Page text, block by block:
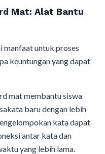
Mat: Alat Bantu
manfaat untuk proses
keuntungan yang dapat
mat membantu siswa
baru dengan lebih
kata dapat
antar kata dan
yang lebih lama.